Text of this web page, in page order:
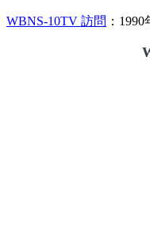
WBNS-10TV 訪問 ：